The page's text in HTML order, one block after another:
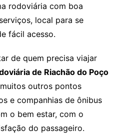
rodoviária com boa
local para se
fácil acesso.
de quem precisa viajar
de Riachão do Poço
outros pontos
e companhias de ônibus
o bem estar, com o
do passageiro.